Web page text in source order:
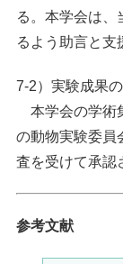
る。本学会は、
るよう助言と支
7-2）実験成果
本学会の学術
の動物実験委員
査を受けて承認
参考文献